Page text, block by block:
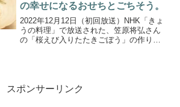
の幸せになるおせちとごちそう。
2022年12月12日（初回放送）NHK「きょ
うの料理」で放送された、笠原将弘さん
の「桜えび入りたたきごぼう」の作り方
スポンサーリンク